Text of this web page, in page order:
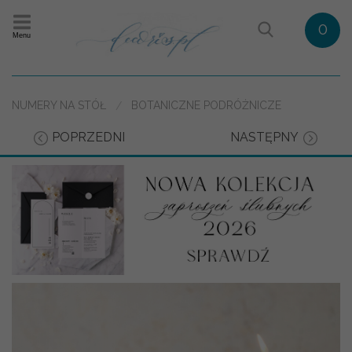
Menu 0
NUMERY NA STÓŁ BOTANICZNE PODRÓŻNICZE
POPRZEDNI NASTĘPNY